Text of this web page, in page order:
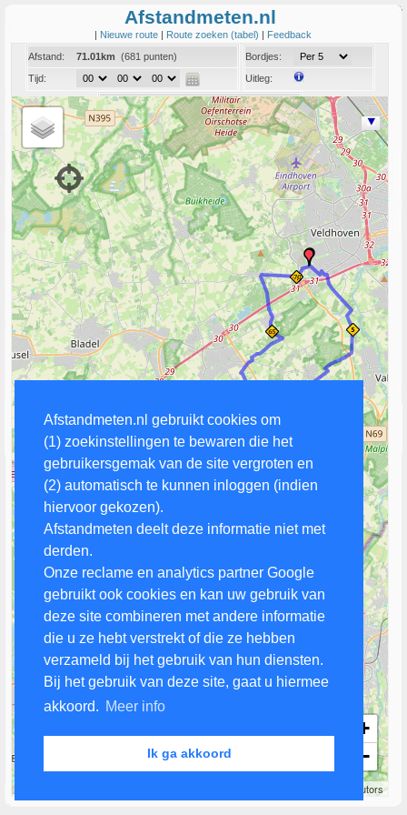
Afstandmeten.nl gebruikt cookies om
(1) zoekinstellingen te bewaren die het
gebruikersgemak van de site vergroten en
(2) automatisch te kunnen inloggen (indien
hiervoor gekozen).
Afstandmeten deelt deze informatie niet met
derden.
Onze reclame en analytics partner Google
gebruikt ook cookies en kan uw gebruik van
deze site combineren met andere informatie
die u ze hebt verstrekt of die ze hebben
verzameld bij het gebruik van hun diensten.
Bij het gebruik van deze site, gaat u hiermee
akkoord. Meer info
Ik ga akkoord
Afstandmeten.nl
| Nieuwe route | Route zoeken (tabel) | Feedback
Afstand:
71.01km (681 punten)
Tijd:
Bordjes:
Uitleg:
Coord:
Info:Link naar deze route
+
−
contributors